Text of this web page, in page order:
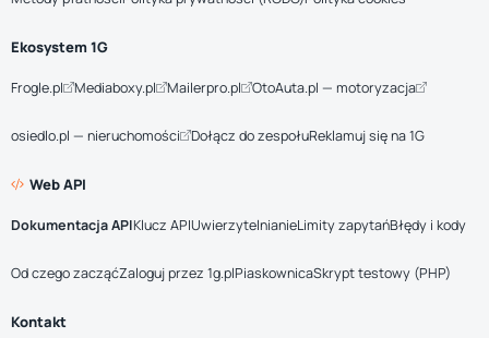
Ekosystem 1G
Frogle.pl Mediaboxy.pl Mailerpro.pl OtoAuta.pl — motoryzacja
osiedlo.pl — nieruchomości Dołącz do zespołuReklamuj się na 1G
Web API
Dokumentacja APIKlucz APIUwierzytelnianieLimity zapytańBłędy i kody
Od czego zacząćZaloguj przez 1g.plPiaskownicaSkrypt testowy (PHP)
Kontakt